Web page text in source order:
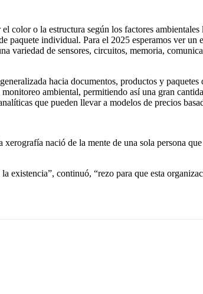
color o la estructura según los factores
individual. Para el 2025 esperamos ver
variedad de sensores, circuitos, memoria,
hacia documentos, productos y
ambiental, permitiendo así una gran
que pueden llevar a modelos de precios
nació de la mente de una sola persona
existencia”, continuó, “rezo para que esta